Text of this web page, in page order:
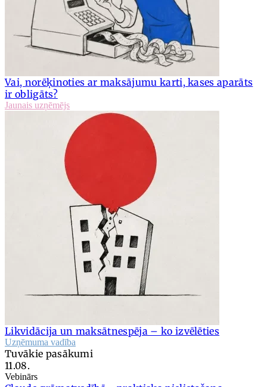
Vai, norēķinoties ar maksājumu karti, kases aparāts
ir obligāts?
Jaunais uzņēmējs
Likvidācija un maksātnespēja – ko izvēlēties
Uzņēmuma vadība
Tuvākie pasākumi
11.08.
Vebinārs